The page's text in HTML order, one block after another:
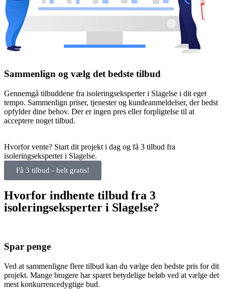
Sammenlign og vælg det bedste tilbud
Gennemgå tilbuddene fra isoleringseksperter i Slagelse i dit eget
tempo. Sammenlign priser, tjenester og kundeanmeldelser, der bedst
opfylder dine behov. Der er ingen pres eller forpligtelse til at
acceptere noget tilbud.
Hvorfor vente? Start dit projekt i dag og få 3 tilbud fra
isoleringseksperter i Slagelse.
Få 3 tilbud - helt gratis!
Hvorfor indhente tilbud fra 3
isoleringseksperter i Slagelse?
Spar penge
Ved at sammenligne flere tilbud kan du vælge den bedste pris for dit
projekt. Mange brugere har sparet betydelige beløb ved at vælge det
mest konkurrencedygtige bud.